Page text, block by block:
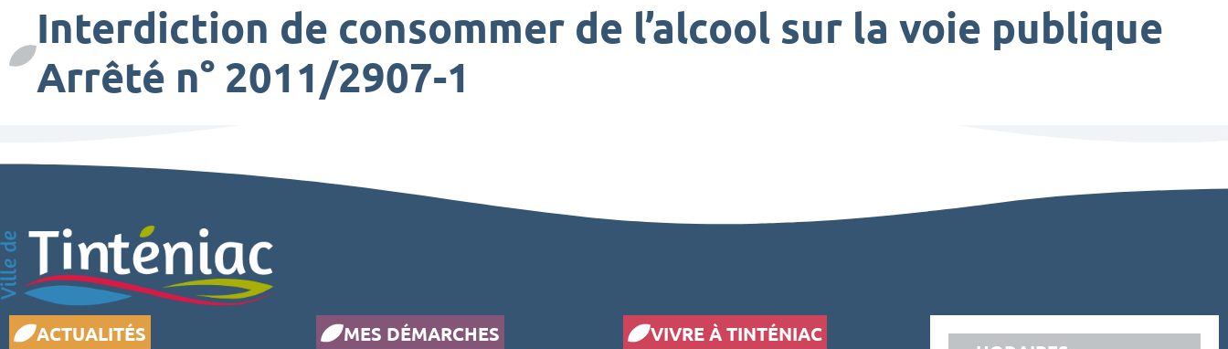
Interdiction de consommer de l’alcool sur la voie publique
Arrêté n° 2011/2907-1
ACTUALITÉS MES DÉMARCHES VIVRE À TINTÉNIAC